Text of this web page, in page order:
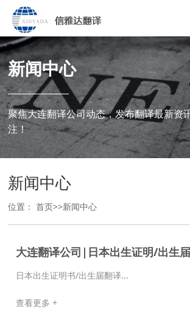
新闻中心
聚焦大连翻译公司动态，发布翻译最新资
注！
新闻中心
位置：首页>>新闻中心
大连翻译公司|日本出生证明/出生
日本出生证明书/出生届翻译...
查看更多 +